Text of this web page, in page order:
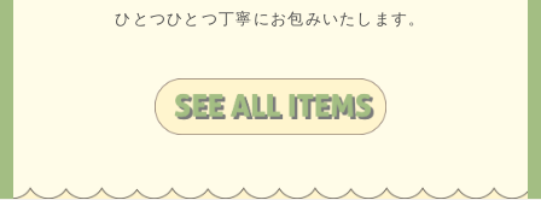
ひとつひとつ丁寧にお包みいたします。